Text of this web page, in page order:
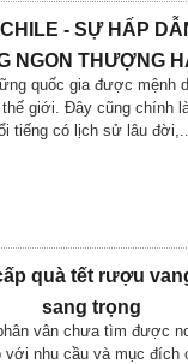
- SỰ HẤP
NGON THƯỢNG
quốc gia được mệnh
giới. Đây cũng chính
tiếng có lịch sử lâu
quà tết rượu
sang trọng
vân chưa tìm được
nhu cầu và mục đích